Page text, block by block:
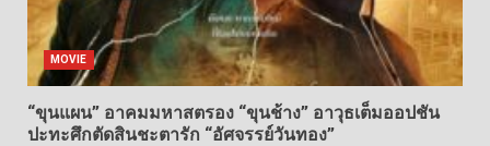
MOVIE
“ขุนแผน” อาคมมหาสตรอง “ขุนช้าง” อาวุธเต็มออปชัน
ปะทะศึกตัดสินชะตารัก “อัศจรรย์วันทอง”